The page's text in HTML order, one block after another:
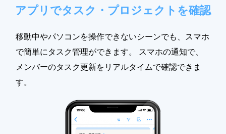
アプリでタスク・プロジェクトを確認
移動中やパソコンを操作できないシーンでも、スマホ
で簡単にタスク管理ができます。 スマホの通知で、
メンバーのタスク更新をリアルタイムで確認できま
す。